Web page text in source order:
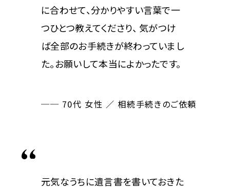
に合わせて、分かりやすい言葉で一
つひとつ教えてくださり、 気がつけ
ば全部のお手続きが終わっていまし
た。お願いして本当によかったです。
── 70代 女性 ／ 相続手続きのご依頼
元気なうちに遺言書を書いておきた